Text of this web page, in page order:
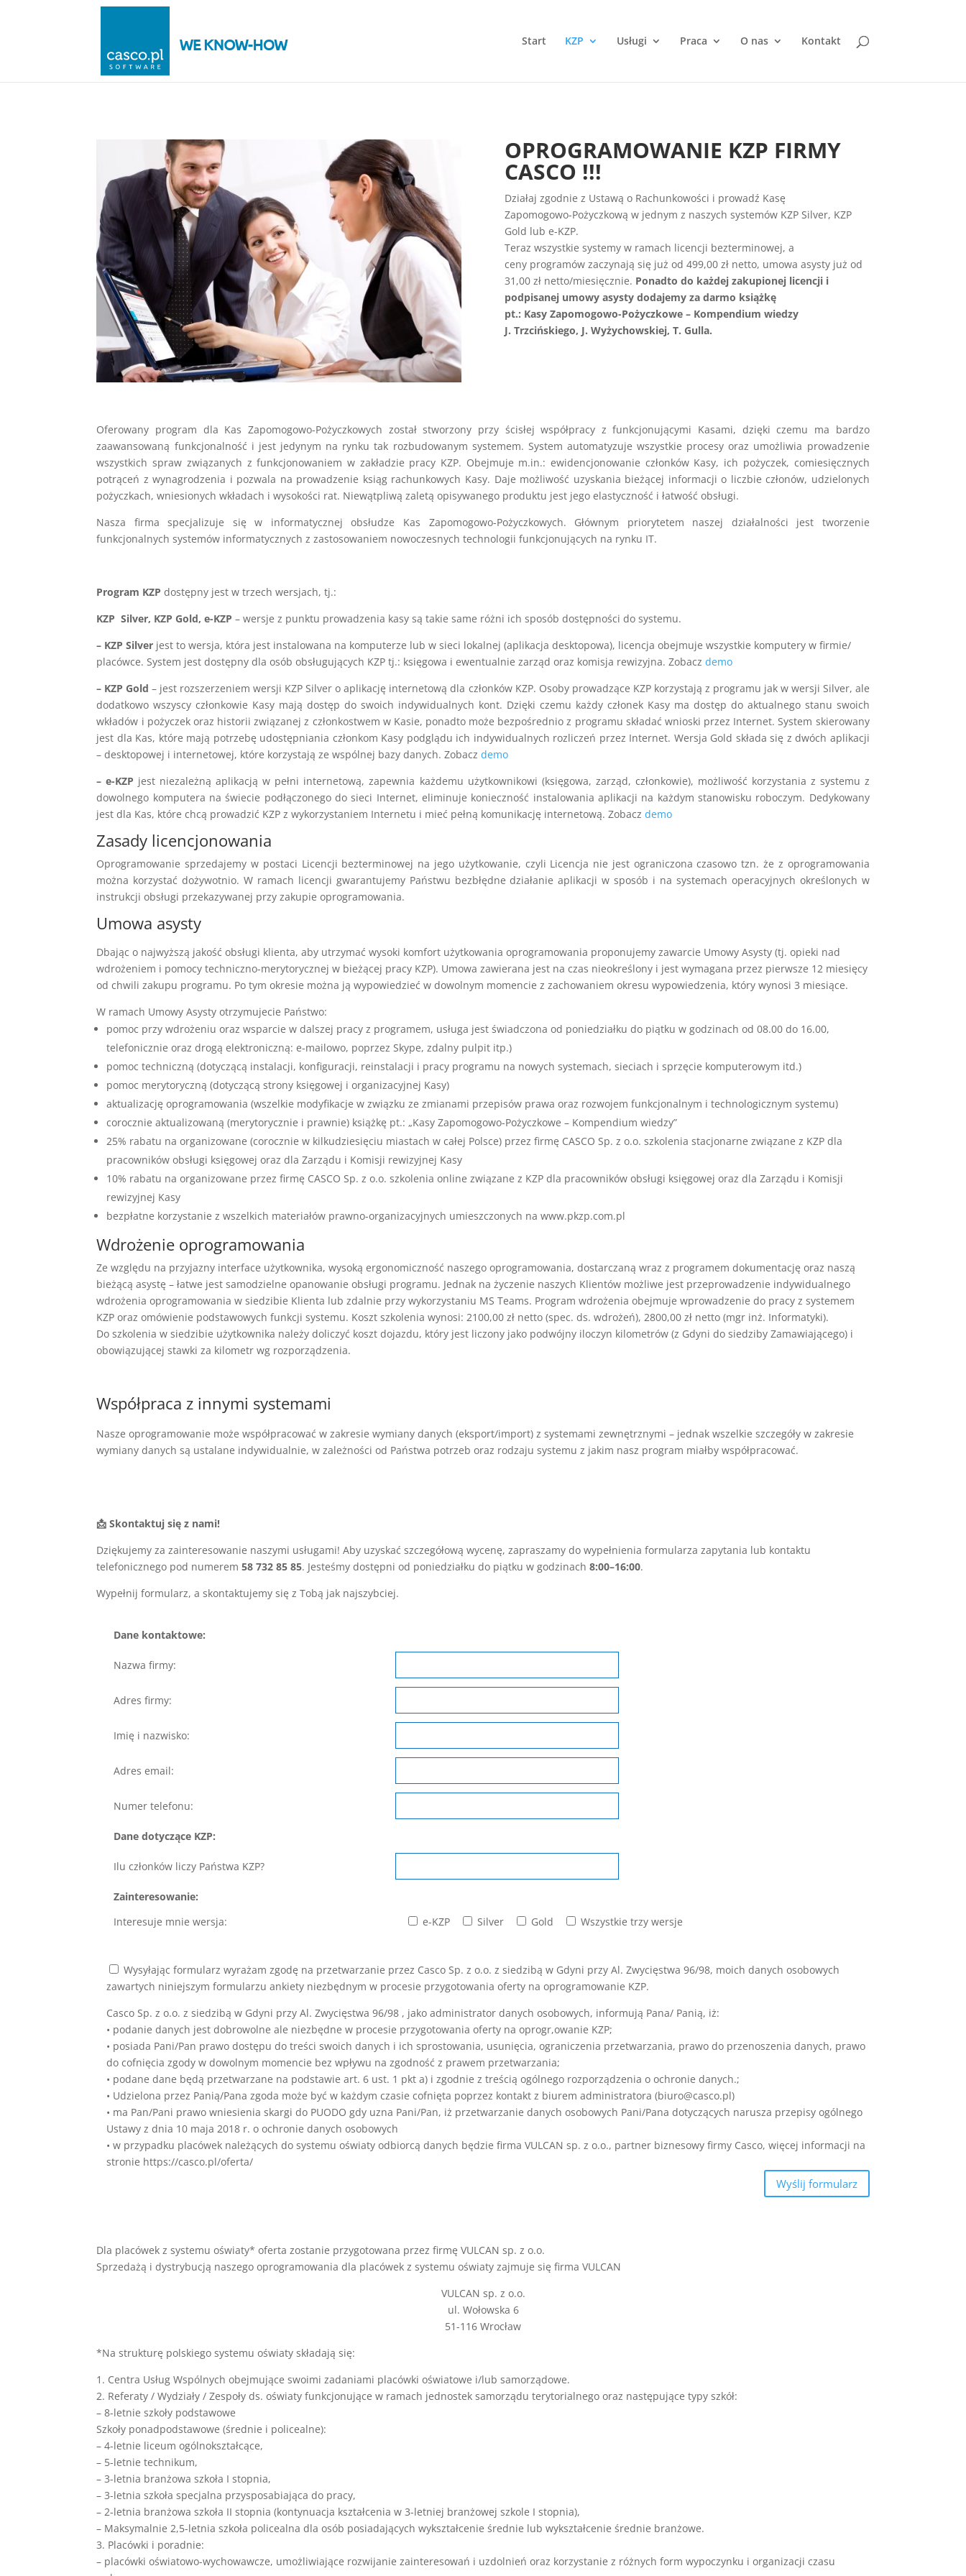
Start KZP Usługi Praca O nas Kontakt
OPROGRAMOWANIE KZP FIRMY
CASCO !!!
Działaj zgodnie z Ustawą o Rachunkowości i prowadź Kasę
Zapomogowo-Pożyczkową w jednym z naszych systemów KZP Silver, KZP
Gold lub e-KZP.
Teraz wszystkie systemy w ramach licencji bezterminowej, a
ceny programów zaczynają się już od 499,00 zł netto, umowa asysty już od
31,00 zł netto/miesięcznie. Ponadto do każdej zakupionej licencji i
podpisanej umowy asysty dodajemy za darmo książkę
pt.: Kasy Zapomogowo-Pożyczkowe – Kompendium wiedzy
J. Trzcińskiego, J. Wyżychowskiej, T. Gulla.
Oferowany program dla Kas Zapomogowo-Pożyczkowych został stworzony przy ścisłej współpracy z funkcjonującymi Kasami, dzięki czemu ma bardzo
zaawansowaną funkcjonalność i jest jedynym na rynku tak rozbudowanym systemem. System automatyzuje wszystkie procesy oraz umożliwia prowadzenie
wszystkich spraw związanych z funkcjonowaniem w zakładzie pracy KZP. Obejmuje m.in.: ewidencjonowanie członków Kasy, ich pożyczek, comiesięcznych
potrąceń z wynagrodzenia i pozwala na prowadzenie ksiąg rachunkowych Kasy. Daje możliwość uzyskania bieżącej informacji o liczbie członów, udzielonych
pożyczkach, wniesionych wkładach i wysokości rat. Niewątpliwą zaletą opisywanego produktu jest jego elastyczność i łatwość obsługi.
Nasza firma specjalizuje się w informatycznej obsłudze Kas Zapomogowo-Pożyczkowych. Głównym priorytetem naszej działalności jest tworzenie
funkcjonalnych systemów informatycznych z zastosowaniem nowoczesnych technologii funkcjonujących na rynku IT.
Program KZP dostępny jest w trzech wersjach, tj.:
KZP Silver, KZP Gold, e-KZP – wersje z punktu prowadzenia kasy są takie same różni ich sposób dostępności do systemu.
– KZP Silver jest to wersja, która jest instalowana na komputerze lub w sieci lokalnej (aplikacja desktopowa), licencja obejmuje wszystkie komputery w firmie/
placówce. System jest dostępny dla osób obsługujących KZP tj.: księgowa i ewentualnie zarząd oraz komisja rewizyjna. Zobaczdemo
– KZP Gold – jest rozszerzeniem wersji KZP Silver o aplikację internetową dla członków KZP. Osoby prowadzące KZP korzystają z programu jak w wersji Silver, ale
dodatkowo wszyscy członkowie Kasy mają dostęp do swoich indywidualnych kont. Dzięki czemu każdy członek Kasy ma dostęp do aktualnego stanu swoich
wkładów i pożyczek oraz historii związanej z członkostwem w Kasie, ponadto może bezpośrednio z programu składać wnioski przez Internet. System skierowany
jest dla Kas, które mają potrzebę udostępniania członkom Kasy podglądu ich indywidualnych rozliczeń przez Internet. Wersja Gold składa się z dwóch aplikacji
– desktopowej i internetowej, które korzystają ze wspólnej bazy danych. Zobaczdemo
– e-KZP jest niezależną aplikacją w pełni internetową, zapewnia każdemu użytkownikowi (księgowa, zarząd, członkowie), możliwość korzystania z systemu z
dowolnego komputera na świecie podłączonego do sieci Internet, eliminuje konieczność instalowania aplikacji na każdym stanowisku roboczym. Dedykowany
jest dla Kas, które chcą prowadzić KZP z wykorzystaniem Internetu i mieć pełną komunikację internetową. Zobaczdemo
Zasady licencjonowania
Oprogramowanie sprzedajemy w postaci Licencji bezterminowej na jego użytkowanie, czyli Licencja nie jest ograniczona czasowo tzn. że z oprogramowania
można korzystać dożywotnio. W ramach licencji gwarantujemy Państwu bezbłędne działanie aplikacji w sposób i na systemach operacyjnych określonych w
instrukcji obsługi przekazywanej przy zakupie oprogramowania.
Umowa asysty
Dbając o najwyższą jakość obsługi klienta, aby utrzymać wysoki komfort użytkowania oprogramowania proponujemy zawarcie Umowy Asysty (tj. opieki nad
wdrożeniem i pomocy techniczno-merytorycznej w bieżącej pracy KZP). Umowa zawierana jest na czas nieokreślony i jest wymagana przez pierwsze 12 miesięcy
od chwili zakupu programu. Po tym okresie można ją wypowiedzieć w dowolnym momencie z zachowaniem okresu wypowiedzenia, który wynosi 3 miesiące.
W ramach Umowy Asysty otrzymujecie Państwo:
pomoc przy wdrożeniu oraz wsparcie w dalszej pracy z programem, usługa jest świadczona od poniedziałku do piątku w godzinach od 08.00 do 16.00,
telefonicznie oraz drogą elektroniczną: e-mailowo, poprzez Skype, zdalny pulpit itp.)
pomoc techniczną (dotyczącą instalacji, konfiguracji, reinstalacji i pracy programu na nowych systemach, sieciach i sprzęcie komputerowym itd.)
pomoc merytoryczną (dotyczącą strony księgowej i organizacyjnej Kasy)
aktualizację oprogramowania (wszelkie modyfikacje w związku ze zmianami przepisów prawa oraz rozwojem funkcjonalnym i technologicznym systemu)
corocznie aktualizowaną (merytorycznie i prawnie) książkę pt.: „Kasy Zapomogowo-Pożyczkowe – Kompendium wiedzy”
25% rabatu na organizowane (corocznie w kilkudziesięciu miastach w całej Polsce) przez firmę CASCO Sp. z o.o. szkolenia stacjonarne związane z KZP dla
pracowników obsługi księgowej oraz dla Zarządu i Komisji rewizyjnej Kasy
10% rabatu na organizowane przez firmę CASCO Sp. z o.o. szkolenia online związane z KZP dla pracowników obsługi księgowej oraz dla Zarządu i Komisji
rewizyjnej Kasy
bezpłatne korzystanie z wszelkich materiałów prawno-organizacyjnych umieszczonych na www.pkzp.com.pl
Wdrożenie oprogramowania
Ze względu na przyjazny interface użytkownika, wysoką ergonomiczność naszego oprogramowania, dostarczaną wraz z programem dokumentację oraz naszą
bieżącą asystę – łatwe jest samodzielne opanowanie obsługi programu. Jednak na życzenie naszych Klientów możliwe jest przeprowadzenie indywidualnego
wdrożenia oprogramowania w siedzibie Klienta lub zdalnie przy wykorzystaniu MS Teams. Program wdrożenia obejmuje wprowadzenie do pracy z systemem
KZP oraz omówienie podstawowych funkcji systemu. Koszt szkolenia wynosi: 2100,00 zł netto (spec. ds. wdrożeń), 2800,00 zł netto (mgr inż. Informatyki).
Do szkolenia w siedzibie użytkownika należy doliczyć koszt dojazdu, który jest liczony jako podwójny iloczyn kilometrów (z Gdyni do siedziby Zamawiającego) i
obowiązującej stawki za kilometr wg rozporządzenia.
Współpraca z innymi systemami
Nasze oprogramowanie może współpracować w zakresie wymiany danych (eksport/import) z systemami zewnętrznymi – jednak wszelkie szczegóły w zakresie
wymiany danych są ustalane indywidualnie, w zależności od Państwa potrzeb oraz rodzaju systemu z jakim nasz program miałby współpracować.
📩 Skontaktuj się z nami!
Dziękujemy za zainteresowanie naszymi usługami! Aby uzyskać szczegółową wycenę, zapraszamy do wypełnienia formularza zapytania lub kontaktu
telefonicznego pod numerem58 732 85 85. Jesteśmy dostępni od poniedziałku do piątku w godzinach8:00–16:00.
Wypełnij formularz, a skontaktujemy się z Tobą jak najszybciej.
Dane kontaktowe:
Nazwa firmy:
Adres firmy:
Imię i nazwisko:
Adres email:
Numer telefonu:
Dane dotyczące KZP:
Ilu członków liczy Państwa KZP?
Zainteresowanie:
Interesuje mnie wersja:
e-KZP Silver Gold Wszystkie trzy wersje
Wysyłając formularz wyrażam zgodę na przetwarzanie przez Casco Sp. z o.o. z siedzibą w Gdyni przy Al. Zwycięstwa 96/98, moich danych osobowych
zawartych niniejszym formularzu ankiety niezbędnym w procesie przygotowania oferty na oprogramowanie KZP.
Casco Sp. z o.o. z siedzibą w Gdyni przy Al. Zwycięstwa 96/98 , jako administrator danych osobowych, informują Pana/ Panią, iż:
• podanie danych jest dobrowolne ale niezbędne w procesie przygotowania oferty na oprogr,owanie KZP;
• posiada Pani/Pan prawo dostępu do treści swoich danych i ich sprostowania, usunięcia, ograniczenia przetwarzania, prawo do przenoszenia danych, prawo
do cofnięcia zgody w dowolnym momencie bez wpływu na zgodność z prawem przetwarzania;
• podane dane będą przetwarzane na podstawie art. 6 ust. 1 pkt a) i zgodnie z treścią ogólnego rozporządzenia o ochronie danych.;
• Udzielona przez Panią/Pana zgoda może być w każdym czasie cofnięta poprzez kontakt z biurem administratora (biuro@casco.pl)
• ma Pan/Pani prawo wniesienia skargi do PUODO gdy uzna Pani/Pan, iż przetwarzanie danych osobowych Pani/Pana dotyczących narusza przepisy ogólnego
Ustawy z dnia 10 maja 2018 r. o ochronie danych osobowych
• w przypadku placówek należących do systemu oświaty odbiorcą danych będzie firma VULCAN sp. z o.o., partner biznesowy firmy Casco, więcej informacji na
stronie https://casco.pl/oferta/
Dla placówek z systemu oświaty* oferta zostanie przygotowana przez firmę VULCAN sp. z o.o.
Sprzedażą i dystrybucją naszego oprogramowania dla placówek z systemu oświaty zajmuje się firma VULCAN
VULCAN sp. z o.o.
ul. Wołowska 6
51-116 Wrocław
*Na strukturę polskiego systemu oświaty składają się:
1. Centra Usług Wspólnych obejmujące swoimi zadaniami placówki oświatowe i/lub samorządowe.
2. Referaty / Wydziały / Zespoły ds. oświaty funkcjonujące w ramach jednostek samorządu terytorialnego oraz następujące typy szkół:
– 8-letnie szkoły podstawowe
Szkoły ponadpodstawowe (średnie i policealne):
– 4-letnie liceum ogólnokształcące,
– 5-letnie technikum,
– 3-letnia branżowa szkoła I stopnia,
– 3-letnia szkoła specjalna przysposabiająca do pracy,
– 2-letnia branżowa szkoła II stopnia (kontynuacja kształcenia w 3-letniej branżowej szkole I stopnia),
– Maksymalnie 2,5-letnia szkoła policealna dla osób posiadających wykształcenie średnie lub wykształcenie średnie branżowe.
3. Placówki i poradnie:
– placówki oświatowo-wychowawcze, umożliwiające rozwijanie zainteresowań i uzdolnień oraz korzystanie z różnych form wypoczynku i organizacji czasu